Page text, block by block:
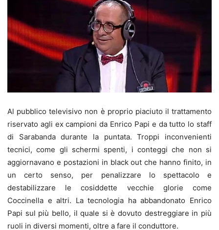
Al pubblico televisivo non è proprio piaciuto il trattamento
riservato agli ex campioni da Enrico Papi e da tutto lo staff
di Sarabanda durante la puntata. Troppi inconvenienti
tecnici, come gli schermi spenti, i conteggi che non si
aggiornavano e postazioni in black out che hanno finito, in
un certo senso, per penalizzare lo spettacolo e
destabilizzare le cosiddette vecchie glorie come
Coccinella e altri. La tecnologia ha abbandonato Enrico
Papi sul più bello, il quale si è dovuto destreggiare in più
ruoli in diversi momenti, oltre a fare il conduttore.